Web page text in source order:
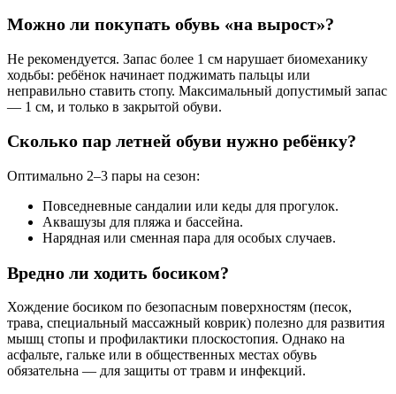
Можно ли покупать обувь «на вырост»?
Не рекомендуется. Запас более 1 см нарушает биомеханику
ходьбы: ребёнок начинает поджимать пальцы или
неправильно ставить стопу. Максимальный допустимый запас
— 1 см, и только в закрытой обуви.
Сколько пар летней обуви нужно ребёнку?
Оптимально 2–3 пары на сезон:
Повседневные сандалии или кеды для прогулок.
Аквашузы для пляжа и бассейна.
Нарядная или сменная пара для особых случаев.
Вредно ли ходить босиком?
Хождение босиком по безопасным поверхностям (песок,
трава, специальный массажный коврик) полезно для развития
мышц стопы и профилактики плоскостопия. Однако на
асфальте, гальке или в общественных местах обувь
обязательна — для защиты от травм и инфекций.